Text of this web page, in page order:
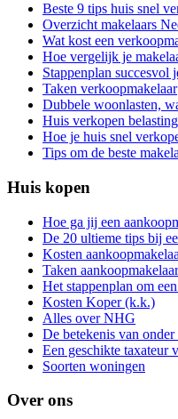
Beste 9 tips huis snel
Overzicht makelaars
Wat kost een
Hoe vergelijk je
Stappenplan succesvol
Taken verkoopmakelaar
Dubbele woonlasten,
Huis verkopen belasting
Hoe je huis snel
Tips om de beste
Huis kopen
Hoe ga jij een
De 20 ultieme tips bij
Kosten
Taken aankoopmakelaar
Het stappenplan om
Kosten Koper (k.k.)
Alles over NHG
De betekenis van onder
Een geschikte taxateur
Soorten woningen
Over ons